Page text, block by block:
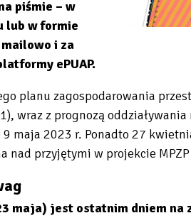
piśmie – w
lub w formie
i za
ePUAP.
planu zagospodarowania
wraz z prognozą
maja 2023 r. Ponadto 27
nad przyjętymi w projekcie
maja) jest ostatnim dniem na